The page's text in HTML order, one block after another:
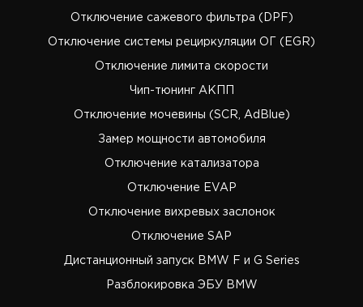
Отключение сажевого фильтра (DPF)
Отключение системы рециркуляции ОГ (EGR)
Отключение лимита скорости
Чип-тюнинг АКПП
Отключение мочевины (SCR, AdBlue)
Замер мощности автомобиля
Отключение катализатора
Отключение EVAP
Отключение вихревых заслонок
Отключение SAP
Дистанционный запуск BMW F и G Series
Разблокировка ЭБУ BMW